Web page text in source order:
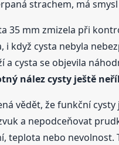
strachem, má
35 mm zmizela při
když cysta nebyla
cysta se objevila
nález cysty ještě
vědět, že funkční
a nepodceňovat
teplota nebo